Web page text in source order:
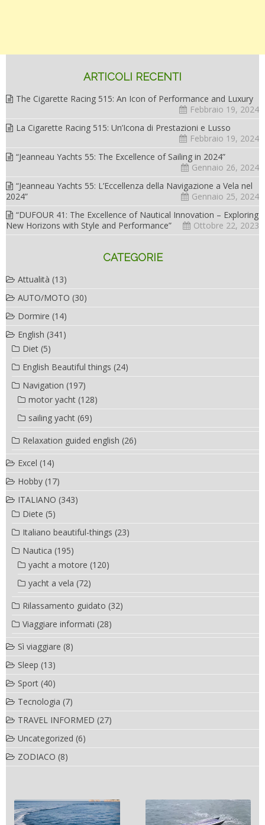
ARTICOLI RECENTI
The Cigarette Racing 515: An Icon of Performance and Luxury
Febbraio 19, 2024
La Cigarette Racing 515: Un’Icona di Prestazioni e Lusso
Febbraio 19, 2024
“Jeanneau Yachts 55: The Excellence of Sailing in 2024”
Gennaio 26, 2024
“Jeanneau Yachts 55: L’Eccellenza della Navigazione a Vela nel
2024”
Gennaio 25, 2024
“DUFOUR 41: The Excellence of Nautical Innovation – Exploring
New Horizons with Style and Performance”
Ottobre 22, 2023
CATEGORIE
Attualità (13)
AUTO/MOTO (30)
Dormire (14)
English (341)
Diet (5)
English Beautiful things (24)
Navigation (197)
motor yacht (128)
sailing yacht (69)
Relaxation guided english (26)
Excel (14)
Hobby (17)
ITALIANO (343)
Diete (5)
Italiano beautiful-things (23)
Nautica (195)
yacht a motore (120)
yacht a vela (72)
Rilassamento guidato (32)
Viaggiare informati (28)
Sì viaggiare (8)
Sleep (13)
Sport (40)
Tecnologia (7)
TRAVEL INFORMED (27)
Uncategorized (6)
ZODIACO (8)